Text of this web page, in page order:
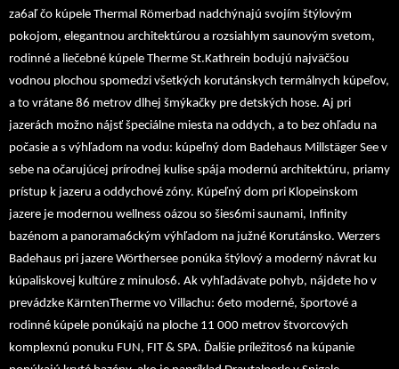
za6aľ čo kúpele Thermal Römerbad nadchýnajú svojím štýlovým
pokojom, elegantnou architektúrou a rozsiahlym saunovým svetom,
rodinné a liečebné kúpele Therme St.Kathrein bodujú najväčšou
vodnou plochou spomedzi všetkých korutánskych termálnych kúpeľov,
a to vrátane 86 metrov dlhej šmýkačky pre detských hose. Aj pri
jazerách možno nájsť špeciálne miesta na oddych, a to bez ohľadu na
počasie a s výhľadom na vodu: kúpeľný dom Badehaus Millstäger See v
sebe na očarujúcej prírodnej kulise spája modernú architektúru, priamy
prístup k jazeru a oddychové zóny. Kúpeľný dom pri Klopeinskom
jazere je modernou wellness oázou so šies6mi saunami, Infinity
bazénom a panorama6ckým výhľadom na južné Korutánsko. Werzers
Badehaus pri jazere Wörthersee ponúka štýlový a moderný návrat ku
kúpaliskovej kultúre z minulos6. Ak vyhľadávate pohyb, nájdete ho v
prevádzke KärntenTherme vo Villachu: 6eto moderné, športové a
rodinné kúpele ponúkajú na ploche 11 000 metrov štvorcových
komplexnú ponuku FUN, FIT & SPA. Ďalšie príležitos6 na kúpanie